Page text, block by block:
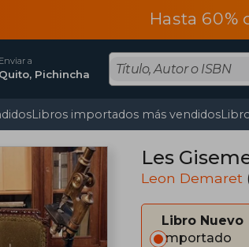
Hasta
Enviar a
Quito, Pichincha
Libros importados más vendidos
Les
Leon Demaret
Libro Nuevo
Importado